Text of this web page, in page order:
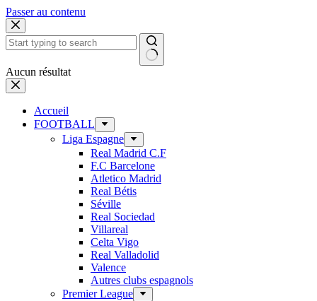
Passer au contenu
Aucun résultat
Accueil
FOOTBALL
Liga Espagne
Real Madrid C.F
F.C Barcelone
Atletico Madrid
Real Bétis
Séville
Real Sociedad
Villareal
Celta Vigo
Real Valladolid
Valence
Autres clubs espagnols
Premier League